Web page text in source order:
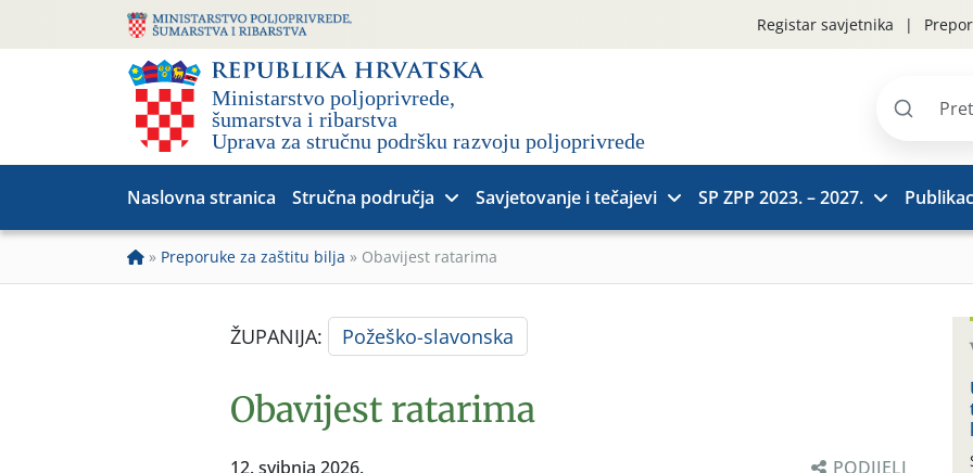
Registar savjetnika
Pretraži
Naslovna stranica Stručna područja Savjetovanje i tečajevi SP ZPP 2023. – 2027.
» Preporuke za zaštitu bilja » Obavijest ratarima
ŽUPANIJA: Požeško-slavonska
Obavijest ratarima
12. svibnja 2026. PODIJELI